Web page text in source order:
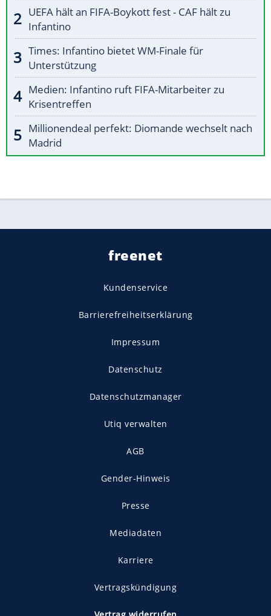
UEFA hält an FIFA-Boykott fest - CAF hält zu
Infantino
Times: Infantino bietet WM-Finale für
Unterstützung
Medien: Infantino ruft FIFA-Mitarbeiter zu
Krisentreffen
Millionendeal perfekt: Diomande wechselt nach
Madrid
freenet
Kundenservice
Barrierefreiheitserklärung
Impressum
Datenschutz
Datenschutzmanager
Utiq verwalten
AGB
Gender-Hinweis
Presse
Mediadaten
Karriere
Vertragskündigung